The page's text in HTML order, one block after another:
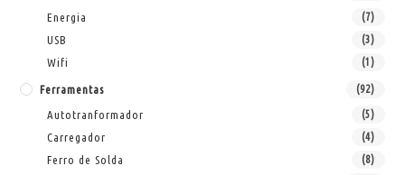
Energia (7)
USB (3)
Wifi (1)
Ferramentas (92)
Autotranformador (5)
Carregador (4)
Ferro de Solda (8)